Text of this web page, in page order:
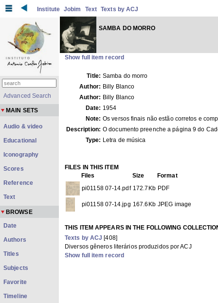
Institute Jobim Text Texts by ACJ
SAMBA DO MORRO
Show full item record
Title: Samba do morro
Author: Billy Blanco
Author: Billy Blanco
Date: 1954
Note: Os versos finais não estão corretos e
Description: O documento preenche a página 9 do
Type: Letra de música
FILES IN THIS ITEM
Files
Size
Format
pi01158 07-14.pdf 172.7Kb PDF
pi01158 07-14.jpg 167.6Kb JPEG image
THIS ITEM APPEARS IN THE FOLLOWING
Texts by ACJ [408]
Diversos gêneros literários produzidos por ACJ
Show full item record
Advanced Search
MAIN SETS
Audio & video
Educational
Iconography
Scores
Reference
Text
BROWSE
Date
Authors
Titles
Subjects
Favorite
Timeline